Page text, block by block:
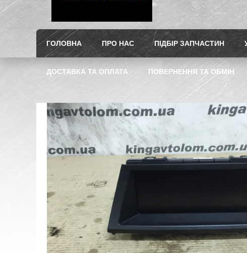
ГОЛОВНА ПРО НАС ПІДБІР ЗАПЧАСТИН
ДОСТАВКА ТА ОПЛАТА ПОВЕРНЕННЯ ТА ОБМІН